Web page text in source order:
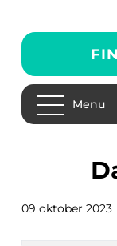
Menu
09 oktober 2023